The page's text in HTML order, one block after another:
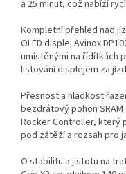
a 25 minut, což nabízí
Kompletní přehled nad
OLED displej Avinox
umístěnými na řídítkách
listování displejem za
Přesnost a hladkost
bezdrátový pohon SRAM
Rocker Controller, který
pod zátěží a rozsah pro
O stabilitu a jistotu na